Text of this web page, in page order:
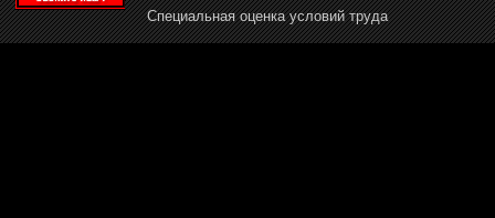
Специальная оценка условий труда